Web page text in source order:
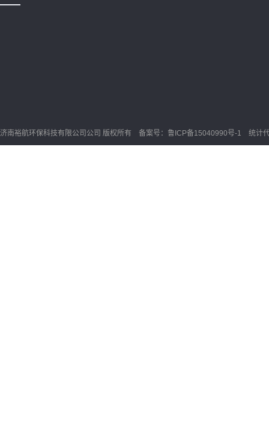
济南裕航环保科技有限公司公司 版权所有 备案号： 鲁ICP备15040990号-1 统计